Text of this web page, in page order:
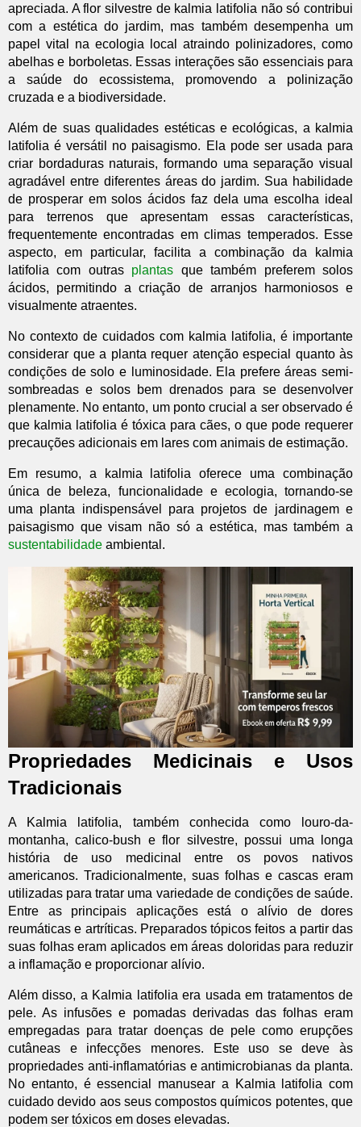
apreciada. A flor silvestre de kalmia latifolia não só contribui
com a estética do jardim, mas também desempenha um
papel vital na ecologia local atraindo polinizadores, como
abelhas e borboletas. Essas interações são essenciais para
a saúde do ecossistema, promovendo a polinização
cruzada e a biodiversidade.
Além de suas qualidades estéticas e ecológicas, a kalmia
latifolia é versátil no paisagismo. Ela pode ser usada para
criar bordaduras naturais, formando uma separação visual
agradável entre diferentes áreas do jardim. Sua habilidade
de prosperar em solos ácidos faz dela uma escolha ideal
para terrenos que apresentam essas características,
frequentemente encontradas em climas temperados. Esse
aspecto, em particular, facilita a combinação da kalmia
latifolia com outras plantas que também preferem solos
ácidos, permitindo a criação de arranjos harmoniosos e
visualmente atraentes.
No contexto de cuidados com kalmia latifolia, é importante
considerar que a planta requer atenção especial quanto às
condições de solo e luminosidade. Ela prefere áreas semi-
sombreadas e solos bem drenados para se desenvolver
plenamente. No entanto, um ponto crucial a ser observado é
que kalmia latifolia é tóxica para cães, o que pode requerer
precauções adicionais em lares com animais de estimação.
Em resumo, a kalmia latifolia oferece uma combinação
única de beleza, funcionalidade e ecologia, tornando-se
uma planta indispensável para projetos de jardinagem e
paisagismo que visam não só a estética, mas também a
sustentabilidade ambiental.
Propriedades Medicinais e Usos
Tradicionais
A Kalmia latifolia, também conhecida como louro-da-
montanha, calico-bush e flor silvestre, possui uma longa
história de uso medicinal entre os povos nativos
americanos. Tradicionalmente, suas folhas e cascas eram
utilizadas para tratar uma variedade de condições de saúde.
Entre as principais aplicações está o alívio de dores
reumáticas e artríticas. Preparados tópicos feitos a partir das
suas folhas eram aplicados em áreas doloridas para reduzir
a inflamação e proporcionar alívio.
Além disso, a Kalmia latifolia era usada em tratamentos de
pele. As infusões e pomadas derivadas das folhas eram
empregadas para tratar doenças de pele como erupções
cutâneas e infecções menores. Este uso se deve às
propriedades anti-inflamatórias e antimicrobianas da planta.
No entanto, é essencial manusear a Kalmia latifolia com
cuidado devido aos seus compostos químicos potentes, que
podem ser tóxicos em doses elevadas.